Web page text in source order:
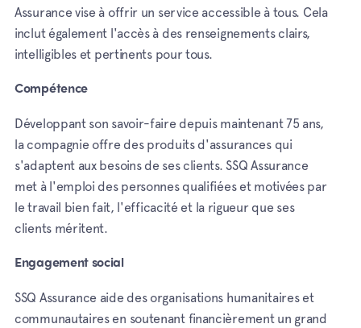
Assurance vise à offrir un service accessible à tous. Cela
inclut également l'accès à des renseignements clairs,
intelligibles et pertinents pour tous.
Compétence
Développant son savoir-faire depuis maintenant 75 ans,
la compagnie offre des produits d'assurances qui
s'adaptent aux besoins de ses clients. SSQ Assurance
met à l'emploi des personnes qualifiées et motivées par
le travail bien fait, l'efficacité et la rigueur que ses
clients méritent.
Engagement social
SSQ Assurance aide des organisations humanitaires et
communautaires en soutenant financièrement un grand